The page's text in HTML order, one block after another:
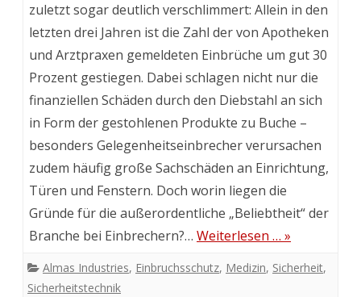
zuletzt sogar deutlich verschlimmert: Allein in den
letzten drei Jahren ist die Zahl der von Apotheken
und Arztpraxen gemeldeten Einbrüche um gut 30
Prozent gestiegen. Dabei schlagen nicht nur die
finanziellen Schäden durch den Diebstahl an sich
in Form der gestohlenen Produkte zu Buche –
besonders Gelegenheitseinbrecher verursachen
zudem häufig große Sachschäden an Einrichtung,
Türen und Fenstern. Doch worin liegen die
Gründe für die außerordentliche „Beliebtheit“ der
Branche bei Einbrechern?… Weiterlesen … »
Almas Industries, Einbruchsschutz, Medizin, Sicherheit,
Sicherheitstechnik